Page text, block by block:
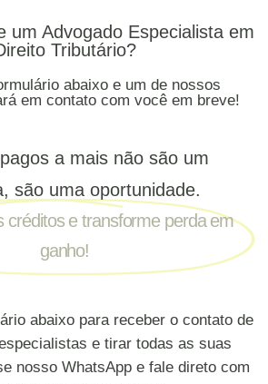
um Advogado Especialista em
Tributário?
abaixo e um de nossos
em contato com você em breve!
a mais não são um
são uma oportunidade.
créditos e transforme perda em
ganho!
abaixo para receber o contato de
e tirar todas as suas
nosso WhatsApp e fale direto com